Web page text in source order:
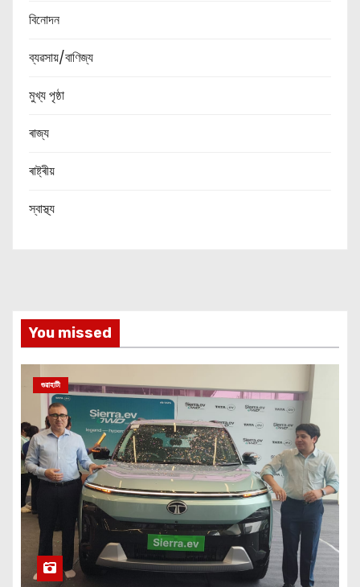
বিনোদন
ব্যৱসায়/বাণিজ্য
মুখ্য পৃষ্ঠা
ৰাজ্য
ৰাষ্ট্ৰীয়
স্বাস্থ্য
You missed
গুৱাহাটী